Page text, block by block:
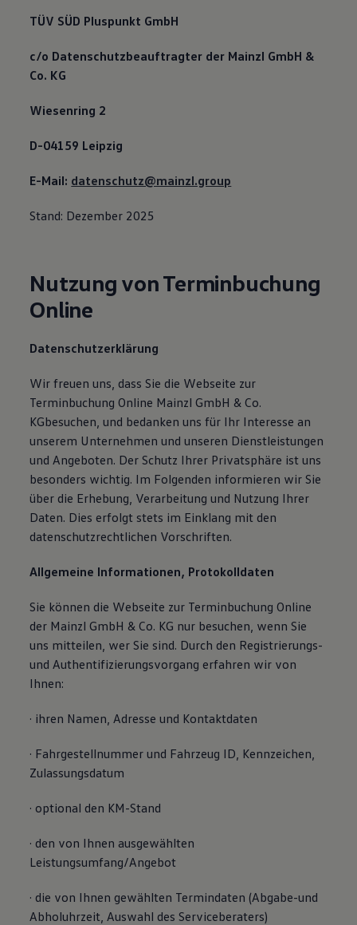
TÜV SÜD Pluspunkt GmbH
c/o Datenschutzbeauftragter der Mainzl GmbH &
Co. KG
Wiesenring 2
D-04159 Leipzig
E-Mail: datenschutz@mainzl.group
Stand: Dezember 2025
Nutzung von Terminbuchung
Online
Datenschutzerklärung
Wir freuen uns, dass Sie die Webseite zur
Terminbuchung Online Mainzl GmbH & Co.
KGbesuchen, und bedanken uns für Ihr Interesse an
unserem Unternehmen und unseren Dienstleistungen
und Angeboten. Der Schutz Ihrer Privatsphäre ist uns
besonders wichtig. Im Folgenden informieren wir Sie
über die Erhebung, Verarbeitung und Nutzung Ihrer
Daten. Dies erfolgt stets im Einklang mit den
datenschutzrechtlichen Vorschriften.
Allgemeine Informationen, Protokolldaten
Sie können die Webseite zur Terminbuchung Online
der Mainzl GmbH & Co. KG nur besuchen, wenn Sie
uns mitteilen, wer Sie sind. Durch den Registrierungs-
und Authentifizierungsvorgang erfahren wir von
Ihnen:
· ihren Namen, Adresse und Kontaktdaten
· Fahrgestellnummer und Fahrzeug ID, Kennzeichen,
Zulassungsdatum
· optional den KM-Stand
· den von Ihnen ausgewählten
Leistungsumfang/Angebot
· die von Ihnen gewählten Termindaten (Abgabe-und
Abholuhrzeit, Auswahl des Serviceberaters)